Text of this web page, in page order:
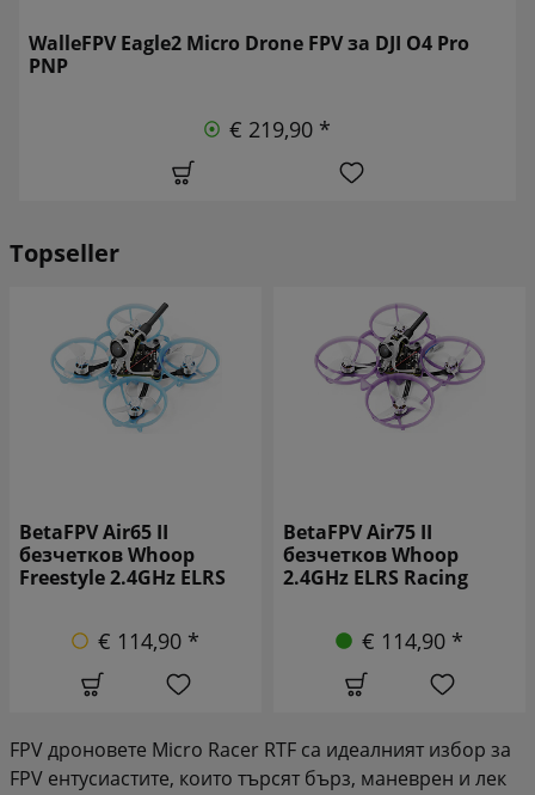
WalleFPV Eagle2 Micro Drone FPV за DJI O4 Pro
PNP
€ 219,90 *
Topseller
BetaFPV Air65 II
безчетков Whoop
Freestyle 2.4GHz ELRS
€ 114,90 *
BetaFPV Air75 II
безчетков Whoop
2.4GHz ELRS Racing
€ 114,90 *
FPV дроновете Micro Racer RTF са идеалният избор за
FPV ентусиастите, които търсят бърз, маневрен и лек